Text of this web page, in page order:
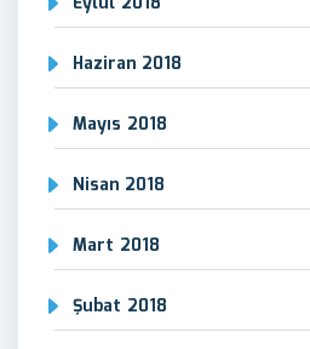
Haziran 2018
Mayıs 2018
Nisan 2018
Mart 2018
Şubat 2018